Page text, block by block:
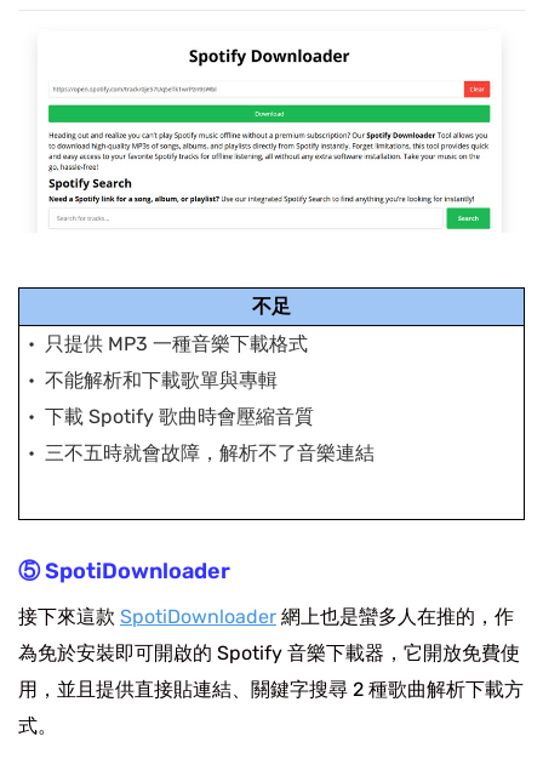
不足
只提供 MP3 一種音樂下載格式
不能解析和下載歌單與專輯
下載 Spotify 歌曲時會壓縮音質
三不五時就會故障，解析不了音樂連結
⑤ SpotiDownloader
接下來這款 SpotiDownloader 網上也是蠻多人在推的，作
為免於安裝即可開啟的 Spotify 音樂下載器，它開放免費使
用，並且提供直接貼連結、關鍵字搜尋 2 種歌曲解析下載方
式。